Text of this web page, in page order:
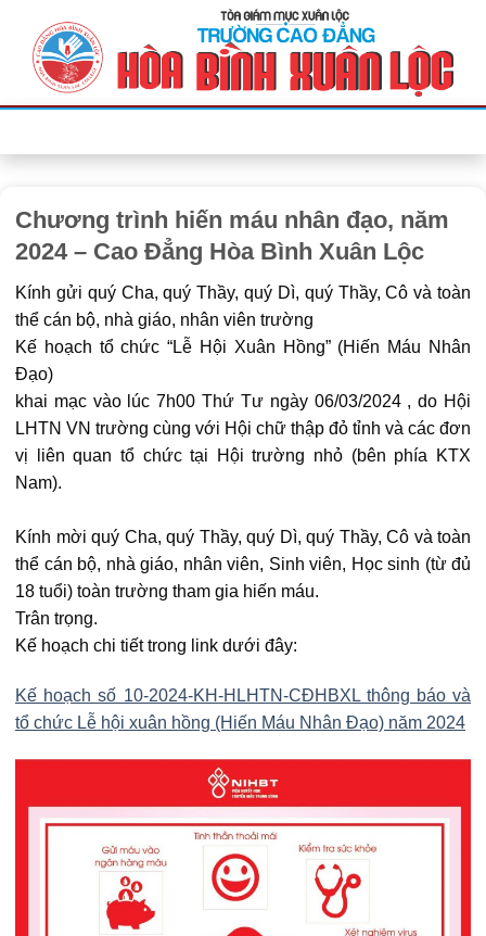
Chương trình hiến máu nhân đạo, năm
2024 – Cao Đẳng Hòa Bình Xuân Lộc
Kính gửi quý Cha, quý Thầy, quý Dì, quý Thầy, Cô và toàn
thể cán bộ, nhà giáo, nhân viên trường
Kế hoạch tổ chức “Lễ Hội Xuân Hồng” (Hiến Máu Nhân
Đạo)
khai mạc vào lúc 7h00 Thứ Tư ngày 06/03/2024, do Hội
LHTN VN trường cùng với Hội chữ thập đỏ tỉnh và các đơn
vị liên quan tổ chức tại Hội trường nhỏ (bên phía KTX
Nam).
Kính mời quý Cha, quý Thầy, quý Dì, quý Thầy, Cô và toàn
thể cán bộ, nhà giáo, nhân viên, Sinh viên, Học sinh (từ đủ
18 tuổi) toàn trường tham gia hiến máu.
Trân trọng.
Kế hoạch chi tiết trong link dưới đây:
Kế hoạch số 10-2024-KH-HLHTN-CĐHBXL thông báo và
tổ chức Lễ hội xuân hồng (Hiến Máu Nhân Đạo) năm 2024